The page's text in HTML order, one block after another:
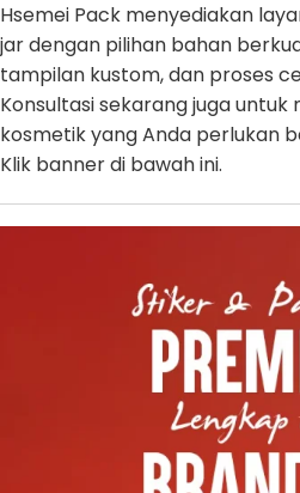
Hsemei Pack menyediakan
jar dengan pilihan bahan
tampilan kustom, dan proses
Konsultasi sekarang juga
kosmetik yang Anda perlukan
Klik banner di bawah ini.